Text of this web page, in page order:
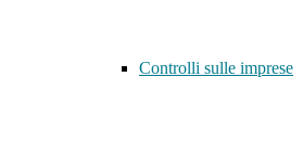
Controlli sulle imprese